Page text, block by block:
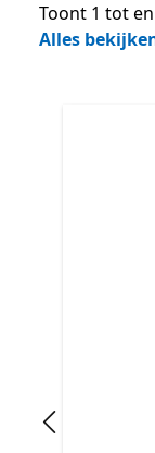
Toont 1 tot
Alles
Vorige dia